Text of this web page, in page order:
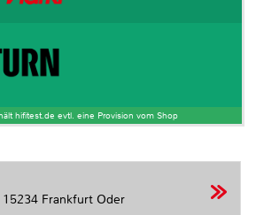
hifitest.de evtl. eine Provision vom Shop
15234 Frankfurt Oder